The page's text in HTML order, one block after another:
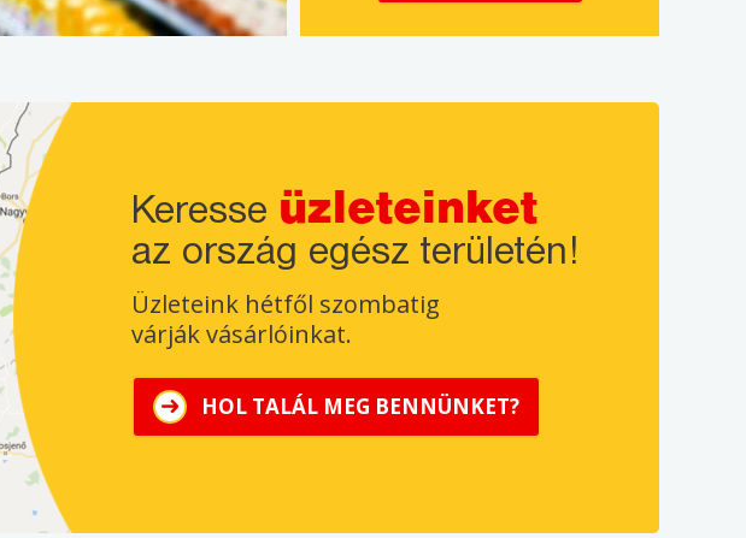
Keresse üzleteinket
az ország egész területén!
Üzleteink hétfől szombatig
várják vásárlóinkat.
HOL TALÁL MEG BENNÜNKET?